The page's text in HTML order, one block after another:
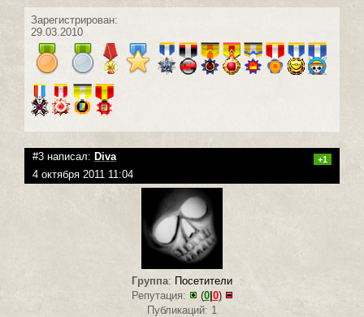
Зарегистрирован:
29.03.2010
#3 написал: Diva +1
4 октября 2011 11:04
Группа: Посетители
Репутация:
(0| 0)
Публикаций: 1